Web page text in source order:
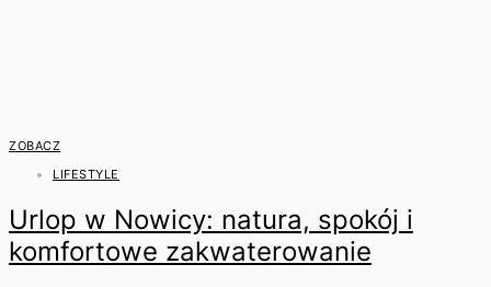
ZOBACZ
LIFESTYLE
Urlop w Nowicy: natura, spokój i
komfortowe zakwaterowanie